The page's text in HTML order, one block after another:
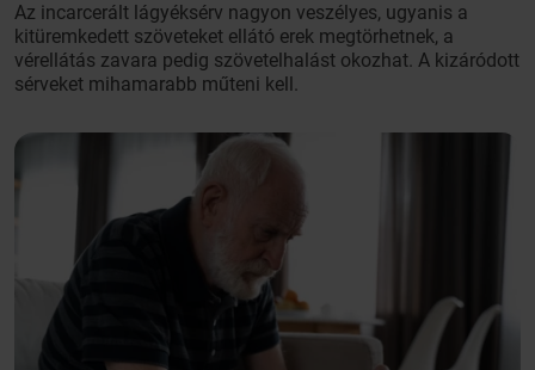
Az incarcerált lágyéksérv nagyon veszélyes, ugyanis a
kitüremkedett szöveteket ellátó erek megtörhetnek, a
vérellátás zavara pedig szövetelhalást okozhat. A kizáródott
sérveket mihamarabb műteni kell.